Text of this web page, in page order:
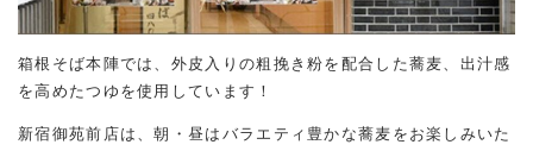
箱根そば本陣では、外皮入りの粗挽き粉を配合した蕎麦、出汁感
を高めたつゆを使用しています！
新宿御苑前店は、朝・昼はバラエティ豊かな蕎麦をお楽しみいた